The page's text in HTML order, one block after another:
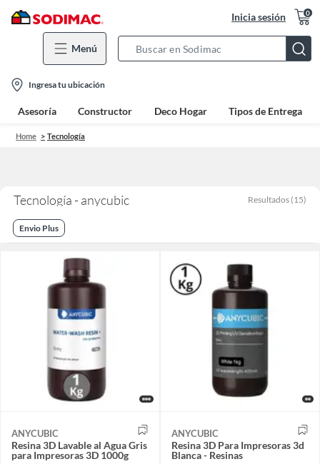
Inicia sesión 0
Menú
Bar
location-
icon
Ingresa tu ubicación
Asesoría Constructor Deco Hogar Tipos de Entrega
Home Tecnología
Tecnología - anycubic Resultados (15)
Envio Plus
ANYCUBIC
Resina 3D Lavable al Agua Gris
para Impresoras 3D 1000g
ANYCUBIC
Resina 3D Para Impresoras 3d
Blanca - Resinas